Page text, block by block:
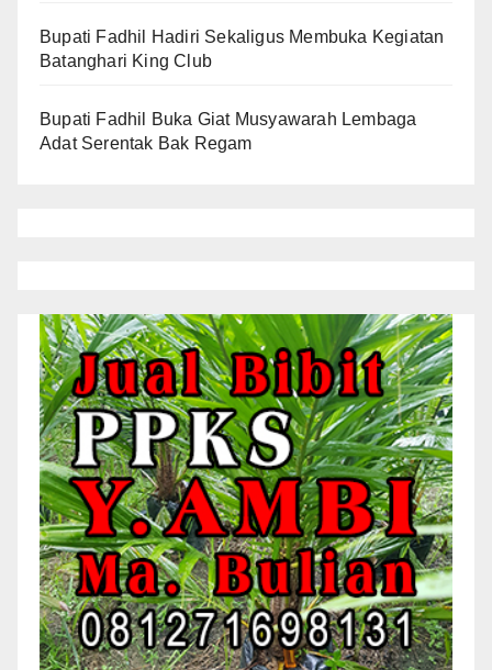
Bupati Fadhil Hadiri Sekaligus Membuka Kegiatan
Batanghari King Club
Bupati Fadhil Buka Giat Musyawarah Lembaga
Adat Serentak Bak Regam